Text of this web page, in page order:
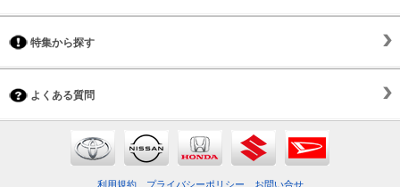
特集から探す
よくある質問
利用規約 プライバシーポリシー お問い合せ